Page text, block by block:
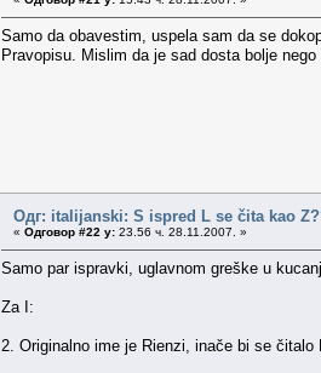
Samo da obavestim, uspela sam da se
Pravopisu. Mislim da je sad dosta bolje
Одг: italijanski: S ispred L se čita kao
« Одговор #22 у: 23.56 ч. 28.11.2007. »
Samo par ispravki, uglavnom greške u
Za I:
2. Originalno ime je Rienzi, inače bi se čitalo